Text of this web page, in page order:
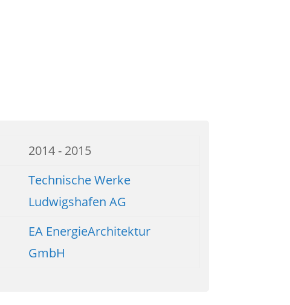
2014 - 2015
Technische Werke
Ludwigshafen AG
EA EnergieArchitektur
GmbH